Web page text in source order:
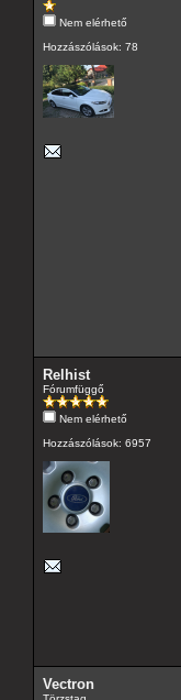
Nem elérhető
Hozzászólások: 78
Relhist
Fórumfüggő
Nem elérhető
Hozzászólások: 6957
Vectron